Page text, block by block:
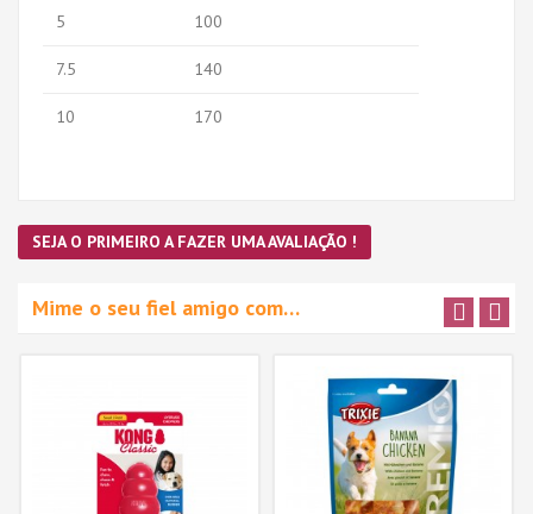
5 100
7.5 140
10 170
SEJA O PRIMEIRO A FAZER UMA AVALIAÇÃO !
Mime o seu fiel amigo com…